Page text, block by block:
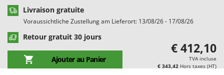
Compresseurs pour la récolte des olives et la taille
Coupe-bordures - Trimmers
Coupe-branches
Couveuses à œufs
Cultivateurs Tiller à ressorts - Extirpateurs
Bernardi
Bertolini Pumps
Besser Vacuum
Bestway
Beta tools
Livraison gratuite
Voraussichtliche Zustellung am Lieferort: 13/08/26 - 17/08/26
Retour gratuit 30 jours
Ajouter au Panier
€ 412,10
TVA incluse
€ 343,42 Hors taxes (HT)